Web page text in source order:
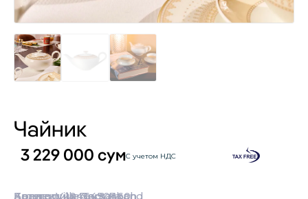
Чайник
3 229 000 сумС учетом НДС
Категории:Посуда
Бренд:Villeroy & Boch
Коллекция:Samarkand
Артикул: 1046450460